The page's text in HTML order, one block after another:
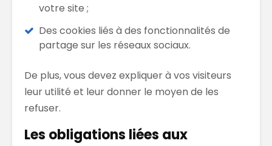
votre site ;
Des cookies liés à des fonctionnalités de
partage sur les réseaux sociaux.
De plus, vous devez expliquer à vos visiteurs
leur utilité et leur donner le moyen de les
refuser.
Les obligations liées aux